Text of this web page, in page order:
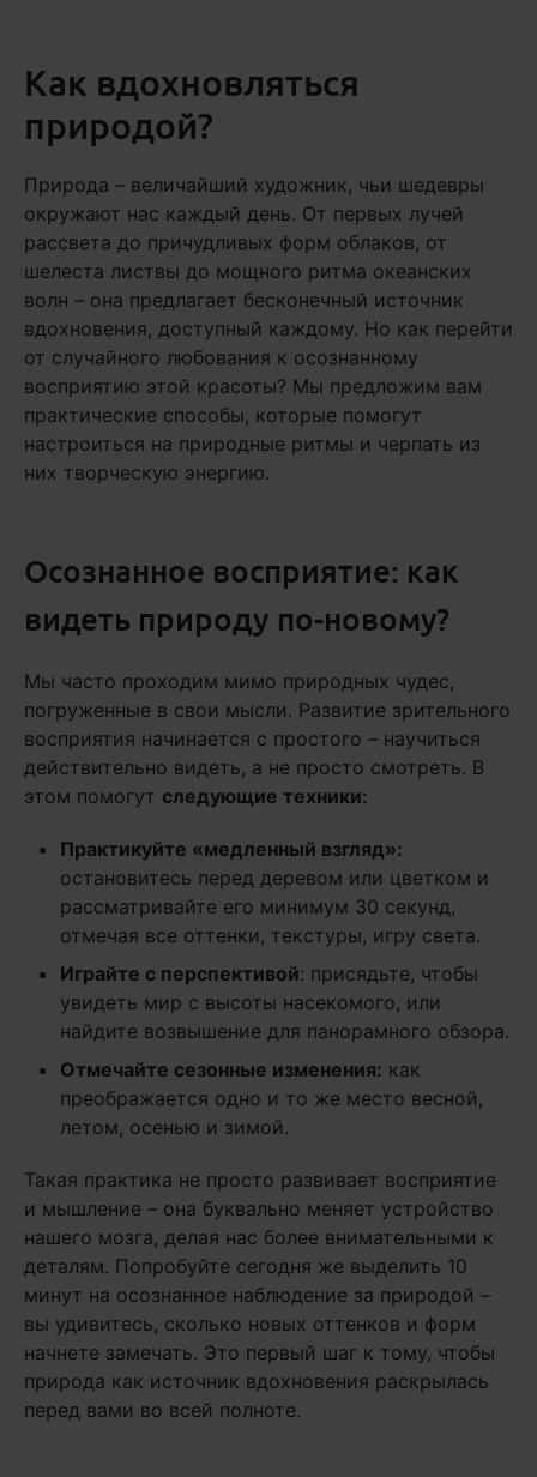
Как вдохновляться
природой?
Природа – величайший художник, чьи шедевры
окружают нас каждый день. От первых лучей
рассвета до причудливых форм облаков, от
шелеста листвы до мощного ритма океанских
волн – она предлагает бесконечный источник
вдохновения, доступный каждому. Но как перейти
от случайного любования к осознанному
восприятию этой красоты? Мы предложим вам
практические способы, которые помогут
настроиться на природные ритмы и черпать из
них творческую энергию.
Осознанное восприятие: как
видеть природу по-новому?
Мы часто проходим мимо природных чудес,
погруженные в свои мысли. Развитие зрительного
восприятия начинается с простого – научиться
действительно видеть, а не просто смотреть. В
этом помогут следующие техники:
Практикуйте «медленный взгляд»:
остановитесь перед деревом или цветком и
рассматривайте его минимум 30 секунд,
отмечая все оттенки, текстуры, игру света.
Играйте с перспективой: присядьте, чтобы
увидеть мир с высоты насекомого, или
найдите возвышение для панорамного обзора.
Отмечайте сезонные изменения: как
преображается одно и то же место весной,
летом, осенью и зимой.
Такая практика не просто развивает восприятие
и мышление – она буквально меняет устройство
нашего мозга, делая нас более внимательными к
деталям. Попробуйте сегодня же выделить 10
минут на осознанное наблюдение за природой –
вы удивитесь, сколько новых оттенков и форм
начнете замечать. Это первый шаг к тому, чтобы
природа как источник вдохновения раскрылась
перед вами во всей полноте.